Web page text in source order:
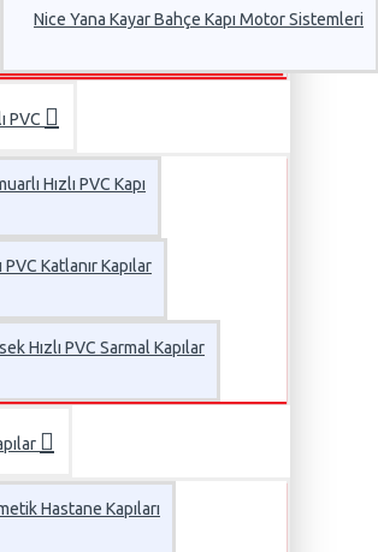
Nice Yana Kayar Bahçe Kapı Motor Sistemleri
PVC
Hızlı PVC Kapı
PVC Katlanır Kapılar
Hızlı PVC Sarmal Kapılar
Hastane Kapıları